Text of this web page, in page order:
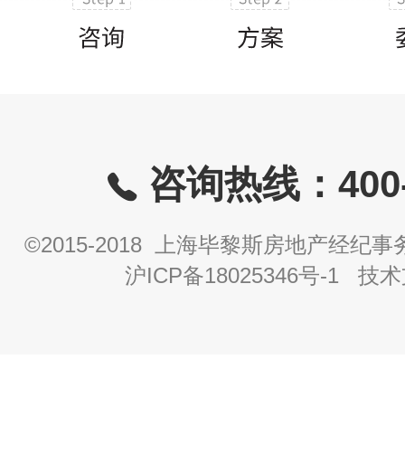
咨询热线：
©2015-2018 上海毕黎斯房地产经纪事
沪ICP备18025346号-1 技术